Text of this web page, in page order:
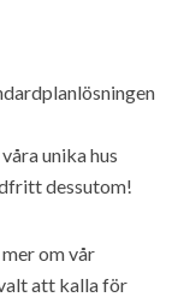
unika hus
dessutom!
om vår
att kalla för